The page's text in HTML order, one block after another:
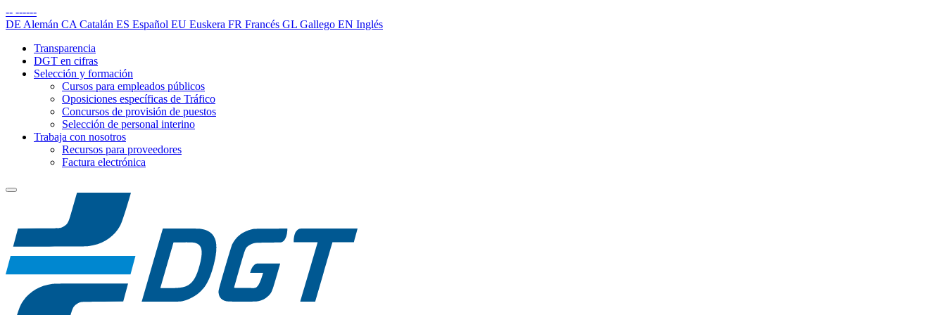
-- ------
DE Alemán CA Catalán ES Español EU Euskera FR Francés GL Gallego EN Inglés
Transparencia
DGT en cifras
Selección y formación
Cursos para empleados públicos
Oposiciones específicas de Tráfico
Concursos de provisión de puestos
Selección de personal interino
Trabaja con nosotros
Recursos para proveedores
Factura electrónica